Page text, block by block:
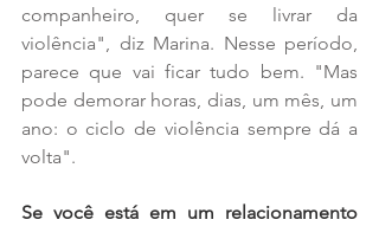
companheiro, quer se livrar da
violência", diz Marina. Nesse período,
parece que vai ficar tudo bem. "Mas
pode demorar horas, dias, um mês, um
ano: o ciclo de violência sempre dá a
volta".
Se você está em um relacionamento